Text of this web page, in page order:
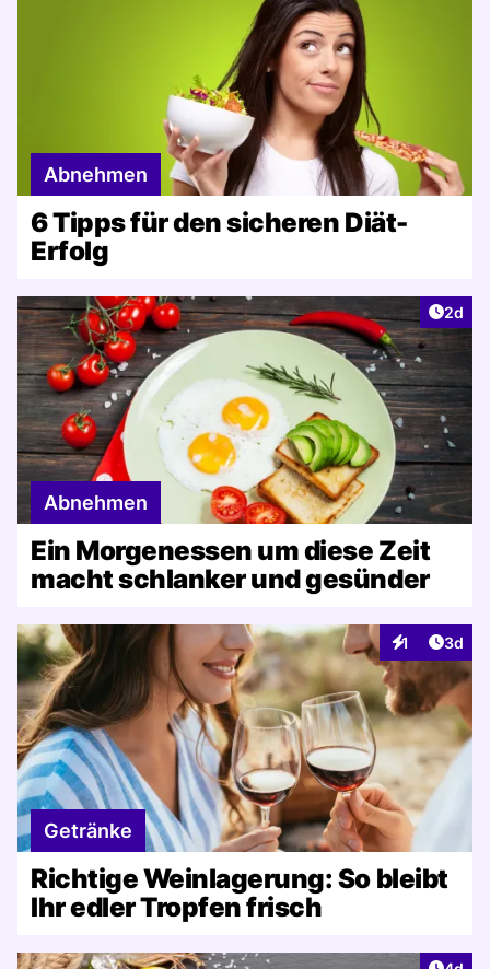
Abnehmen
6 Tipps für den sicheren Diät-
Erfolg
2d
Abnehmen
Ein Morgenessen um diese Zeit
macht schlanker und gesünder
1
Interaktionen
3d
Getränke
Richtige Weinlagerung: So bleibt
Ihr edler Tropfen frisch